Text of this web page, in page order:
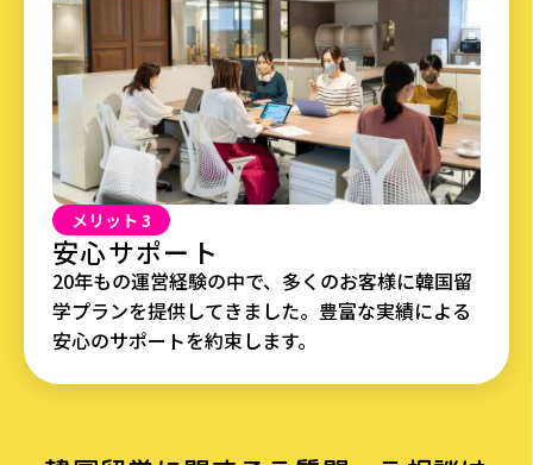
メリット 3
安心サポート
20年もの運営経験の中で、多くのお客様に韓国留
学プランを提供してきました。豊富な実績による
安心のサポートを約束します。